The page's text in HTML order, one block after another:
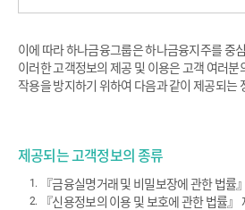
이에 따라 하나금융그룹은 하나금융지주를 중
이러한 고객정보의 제공 및 이용은 고객 여러
작용을 방지하기 위하여 다음과 같이 제공되는
제공되는 고객정보의 종류
『금융실명거래 및 비밀보장에 관한 법
『신용정보의 이용 및 보호에 관한 법률